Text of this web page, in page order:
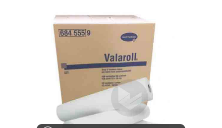
Dispositifs
médicaux
Cheveux
Corps
Homme
Solaire
Visage
DE GARDE
DE SANTÉ